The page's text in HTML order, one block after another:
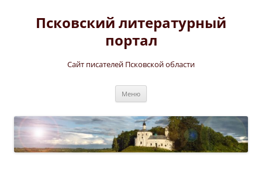
содержимому
Псковский литературный
портал
Сайт писателей Псковской области
Меню